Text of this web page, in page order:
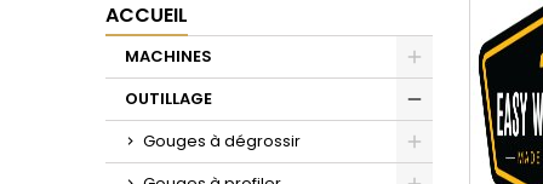
ACCUEIL
MACHINES
Toggle
OUTILLAGE
Toggle
Gouges à dégrossir
Toggle